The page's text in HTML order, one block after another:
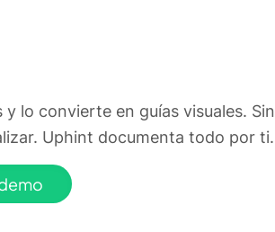
lo convierte en guías visuales. Sin
Uphint documenta todo por ti.